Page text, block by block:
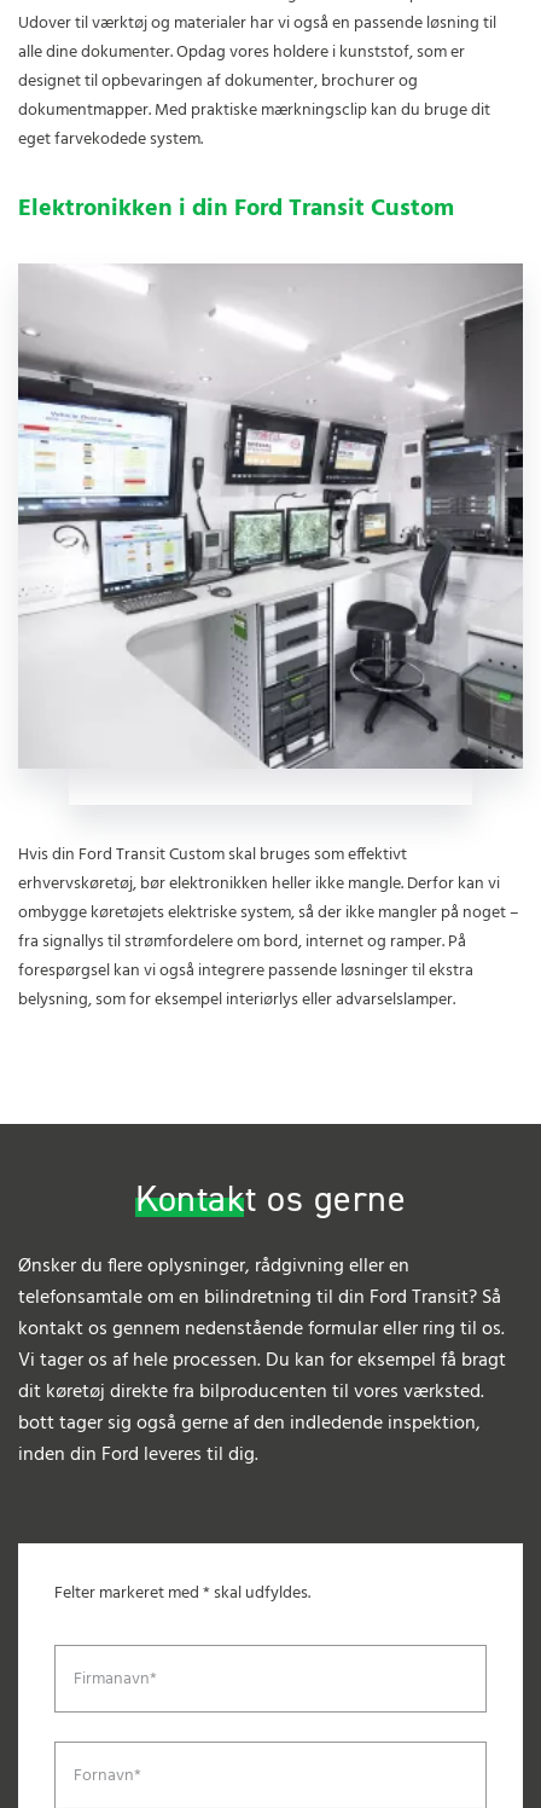
Udover til værktøj og materialer har vi også en passende løsning til
alle dine dokumenter. Opdag vores holdere i kunststof, som er
designet til opbevaringen af dokumenter, brochurer og
dokumentmapper. Med praktiske mærkningsclip kan du bruge dit
eget farvekodede system.
Elektronikken i din Ford Transit Custom
Hvis din Ford Transit Custom skal bruges som effektivt
erhvervskøretøj, bør elektronikken heller ikke mangle. Derfor kan vi
ombygge køretøjets elektriske system, så der ikke mangler på noget –
fra signallys til strømfordelere om bord, internet og ramper. På
forespørgsel kan vi også integrere passende løsninger til ekstra
belysning, som for eksempel interiørlys eller advarselslamper.
Kontakt os gerne
Ønsker du flere oplysninger, rådgivning eller en
telefonsamtale om en bilindretning til din Ford Transit? Så
kontakt os gennem nedenstående formular eller ring til os.
Vi tager os af hele processen. Du kan for eksempel få bragt
dit køretøj direkte fra bilproducenten til vores værksted.
bott tager sig også gerne af den indledende inspektion,
inden din Ford leveres til dig.
Felter markeret med * skal udfyldes.
Firmanavn*
Fornavn*